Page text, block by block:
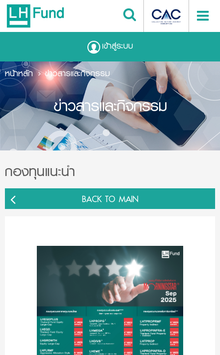
เข้าสู่ระบบ
ข่าวสารและกิจกรรม
หน้าหลัก ข่าวสารและกิจกรรม
กองทุนแนะนำ
BACK TO MAIN